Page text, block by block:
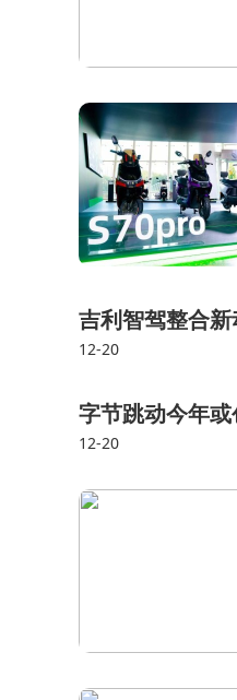
吉利智驾整合
12-20
字节跳动今年
12-20